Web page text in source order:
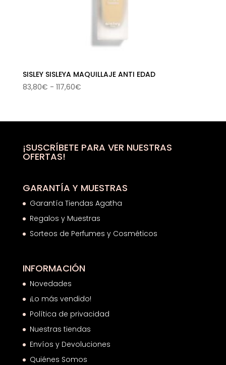
SISLEY SISLEYA MAQUILLAJE ANTI EDAD
83,80€ - 117,60€Rango
desde
hasta
¡SUSCRÍBETE PARA VER NUESTRAS
OFERTAS!
GARANTÍA Y MUESTRAS
Garantía Tiendas Agatha
Regalos y Muestras
Sorteos de Perfumes y Cosméticos
INFORMACIÓN
Novedades
¡Lo más vendido!
Política de privacidad
Nuestras tiendas
Envíos y Devoluciones
Quiénes Somos